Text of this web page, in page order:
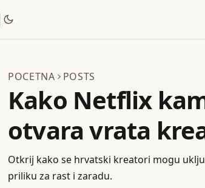
POCETNA POSTS
Kako Netflix
otvara vrata
Otkrij kako se hrvatski kreatori mogu
priliku za rast i zaradu.